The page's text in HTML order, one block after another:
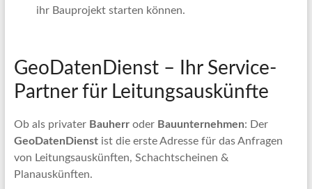
ihr Bauprojekt starten können.
GeoDatenDienst – Ihr Service-
Partner für Leitungsauskünfte
Ob als privater Bauherroder Bauunternehmen: Der
GeoDatenDienstist die erste Adresse für das Anfragen
von Leitungsauskünften, Schachtscheinen &
Planauskünften.